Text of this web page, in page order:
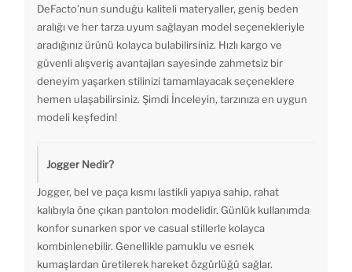
DeFacto’nun sunduğu kaliteli materyaller, geniş beden
aralığı ve her tarza uyum sağlayan model seçenekleriyle
aradığınız ürünü kolayca bulabilirsiniz. Hızlı kargo ve
güvenli alışveriş avantajları sayesinde zahmetsiz bir
deneyim yaşarken stilinizi tamamlayacak seçeneklere
hemen ulaşabilirsiniz. Şimdi İnceleyin, tarzınıza en uygun
modeli keşfedin!
Jogger Nedir?
Jogger, bel ve paça kısmı lastikli yapıya sahip, rahat
kalıbıyla öne çıkan pantolon modelidir. Günlük kullanımda
konfor sunarken spor ve casual stillerle kolayca
kombinlenebilir. Genellikle pamuklu ve esnek
kumaşlardan üretilerek hareket özgürlüğü sağlar.